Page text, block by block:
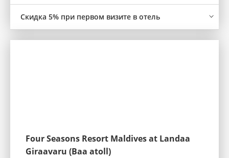
Скидка 5% при первом визите в отель
Four Seasons Resort Maldives at Landaa
Giraavaru (Baa atoll)